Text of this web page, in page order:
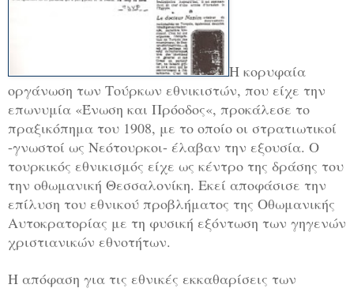
Η κορυφαία
οργάνωση των Τούρκων εθνικιστών, που είχε την
επωνυμία «Ένωση και Πρόοδος«, προκάλεσε το
πραξικόπημα του 1908, με το οποίο οι στρατιωτικοί
-γνωστοί ως Νεότουρκοι- έλαβαν την εξουσία. Ο
τουρκικός εθνικισμός είχε ως κέντρο της δράσης του
την οθωμανική Θεσσαλονίκη. Εκεί αποφάσισε την
επίλυση του εθνικού προβλήματος της Οθωμανικής
Αυτοκρατορίας με τη φυσική εξόντωση των γηγενών
χριστιανικών εθνοτήτων.
Η απόφαση για τις εθνικές εκκαθαρίσεις των